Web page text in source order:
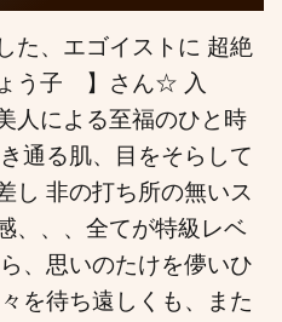
た、エゴイストに 超絶
う子 】さん☆ 入
人による至福のひと時
通る肌、目をそらして
し 非の打ち所の無いス
、、、全てが特級レベ
、思いのたけを儚いひ
を待ち遠しくも、また